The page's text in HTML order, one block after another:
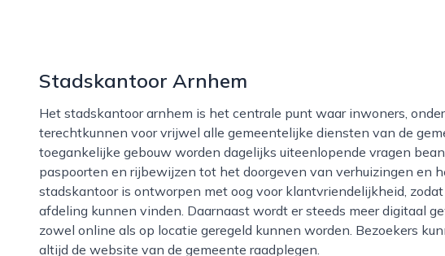
Stadskantoor Arnhem
Het stadskantoor arnhem is het centrale punt waar inwoners, ondernemers en bezoekers
terechtkunnen voor vrijwel alle gemeentelijke diensten van de
toegankelijke gebouw worden dagelijks uiteenlopende vragen
paspoorten en rijbewijzen tot het doorgeven van verhuizingen en
stadskantoor is ontworpen met oog voor klantvriendelijkheid,
afdeling kunnen vinden. Daarnaast wordt er steeds meer digitaal
zowel online als op locatie geregeld kunnen worden. Bezoekers
altijd de website van de gemeente raadplegen.